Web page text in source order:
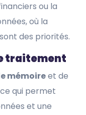
ou la
où la
des priorités.
traitement
mémoireet de
qui permet
et une